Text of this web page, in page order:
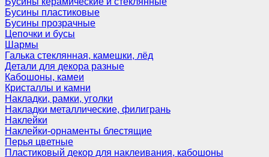
Бусины пластиковые
Бусины прозрачные
Цепочки и бусы
Шармы
Галька стеклянная, камешки, лёд
Детали для декора разные
Кабошоны, камеи
Кристаллы и камни
Накладки, рамки, уголки
Накладки металлические, филигрань
Наклейки
Наклейки-орнаменты блестящие
Перья цветные
Пластиковый декор для наклеивания, кабошоны